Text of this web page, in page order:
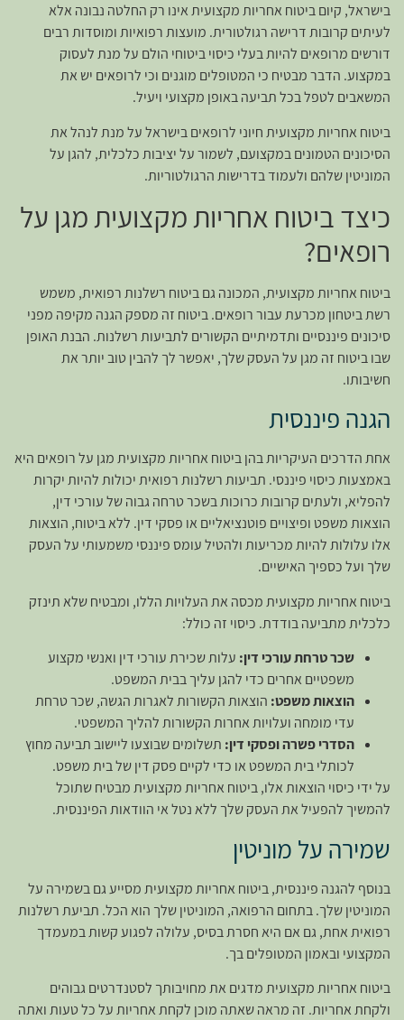
בישראל, קיום ביטוח אחריות מקצועית אינו רק החלטה נבונה אלא
לעיתים קרובות דרישה רגולטורית. מועצות רפואיות ומוסדות רבים
דורשים מרופאים להיות בעלי כיסוי ביטוחי הולם על מנת לעסוק
במקצוע. הדבר מבטיח כי המטופלים מוגנים וכי לרופאים יש את
המשאבים לטפל בכל תביעה באופן מקצועי ויעיל.
ביטוח אחריות מקצועית חיוני לרופאים בישראל על מנת לנהל את
הסיכונים הטמונים במקצועם, לשמור על יציבות כלכלית, להגן על
המוניטין שלהם ולעמוד בדרישות הרגולטוריות.
כיצד ביטוח אחריות מקצועית מגן על
רופאים?
ביטוח אחריות מקצועית, המכונה גם ביטוח רשלנות רפואית, משמש
רשת ביטחון מכרעת עבור רופאים. ביטוח זה מספק הגנה מקיפה מפני
סיכונים פיננסיים ותדמיתיים הקשורים לתביעות רשלנות. הבנת האופן
שבו ביטוח זה מגן על העסק שלך, יאפשר לך להבין טוב יותר את
חשיבותו.
הגנה פיננסית
אחת הדרכים העיקריות בהן ביטוח אחריות מקצועית מגן על רופאים היא
באמצעות כיסוי פיננסי. תביעות רשלנות רפואית יכולות להיות יקרות
להפליא, ולעתים קרובות כרוכות בשכר טרחה גבוה של עורכי דין,
הוצאות משפט ופיצויים פוטנציאליים או פסקי דין. ללא ביטוח, הוצאות
אלו עלולות להיות מכריעות ולהטיל עומס פיננסי משמעותי על העסק
שלך ועל כספיך האישיים.
ביטוח אחריות מקצועית מכסה את העלויות הללו, ומבטיח שלא תינזק
כלכלית מתביעה בודדת. כיסוי זה כולל:
שכר טרחת עורכי דין: עלות שכירת עורכי דין ואנשי מקצוע
משפטיים אחרים כדי להגן עליך בבית המשפט.
הוצאות משפט: הוצאות הקשורות לאגרות הגשה, שכר טרחת
עדי מומחה ועלויות אחרות הקשורות להליך המשפטי.
הסדרי פשרה ופסקי דין: תשלומים שבוצעו ליישוב תביעה מחוץ
לכותלי בית המשפט או כדי לקיים פסק דין של בית משפט.
על ידי כיסוי הוצאות אלו, ביטוח אחריות מקצועית מבטיח שתוכל
להמשיך להפעיל את העסק שלך ללא נטל אי הוודאות הפיננסית.
שמירה על מוניטין
בנוסף להגנה פיננסית, ביטוח אחריות מקצועית מסייע גם בשמירה על
המוניטין שלך. בתחום הרפואה, המוניטין שלך הוא הכל. תביעת רשלנות
רפואית אחת, גם אם היא חסרת בסיס, עלולה לפגוע קשות במעמדך
המקצועי ובאמון המטופלים בך.
ביטוח אחריות מקצועית מדגים את מחויבותך לסטנדרטים גבוהים
ולקחת אחריות. זה מראה שאתה מוכן לקחת אחריות על כל טעות ואתה